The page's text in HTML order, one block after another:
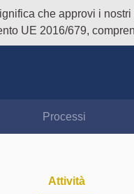
che approvi i
UE 2016/679,
Processi
Attività